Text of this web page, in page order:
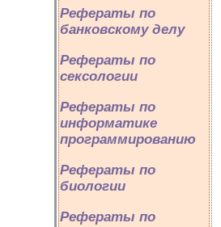
Рефераты по
банковскому делу
Рефераты по
сексологии
Рефераты по
информатике
программированию
Рефераты по
биологии
Рефераты по